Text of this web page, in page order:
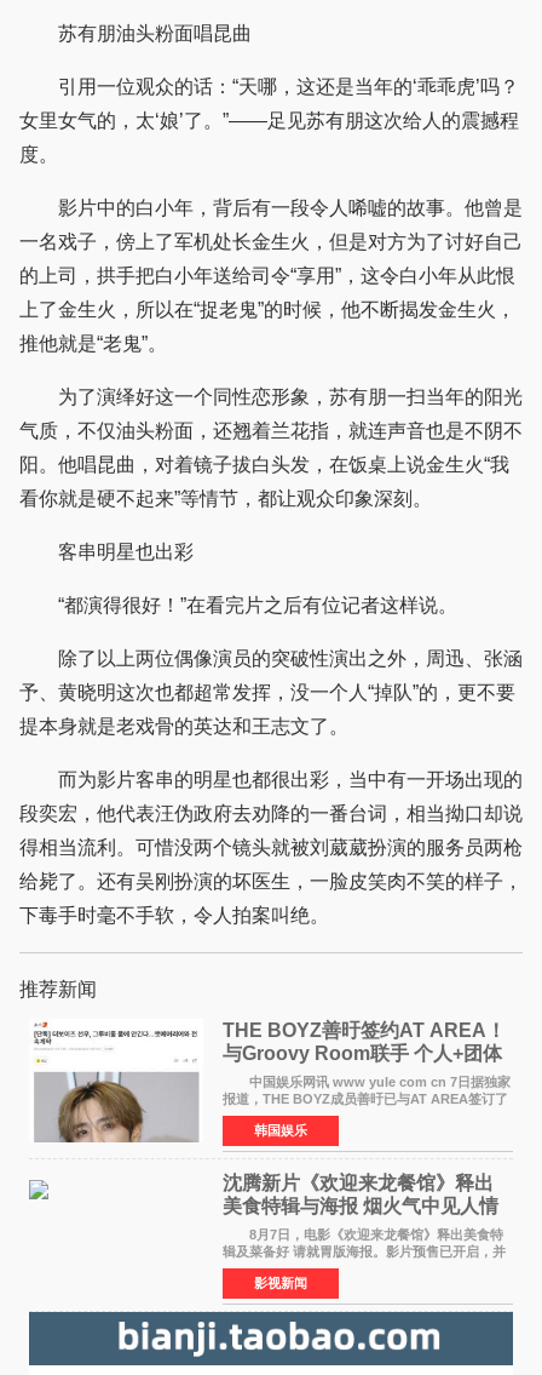
苏有朋油头粉面唱昆曲
引用一位观众的话：“天哪，这还是当年的‘乖乖虎’吗？
女里女气的，太‘娘’了。”——足见苏有朋这次给人的震撼程
度。
影片中的白小年，背后有一段令人唏嘘的故事。他曾是
一名戏子，傍上了军机处长金生火，但是对方为了讨好自己
的上司，拱手把白小年送给司令“享用”，这令白小年从此恨
上了金生火，所以在“捉老鬼”的时候，他不断揭发金生火，
推他就是“老鬼”。
为了演绎好这一个同性恋形象，苏有朋一扫当年的阳光
气质，不仅油头粉面，还翘着兰花指，就连声音也是不阴不
阳。他唱昆曲，对着镜子拔白头发，在饭桌上说金生火“我
看你就是硬不起来”等情节，都让观众印象深刻。
客串明星也出彩
“都演得很好！”在看完片之后有位记者这样说。
除了以上两位偶像演员的突破性演出之外，周迅、张涵
予、黄晓明这次也都超常发挥，没一个人“掉队”的，更不要
提本身就是老戏骨的英达和王志文了。
而为影片客串的明星也都很出彩，当中有一开场出现的
段奕宏，他代表汪伪政府去劝降的一番台词，相当拗口却说
得相当流利。可惜没两个镜头就被刘葳葳扮演的服务员两枪
给毙了。还有吴刚扮演的坏医生，一脸皮笑肉不笑的样子，
下毒手时毫不手软，令人拍案叫绝。
推荐新闻
THE BOYZ善旴签约AT AREA！
与Groovy Room联手 个人+团体
活动并行
中国娱乐网讯 www yule com cn 7日据独家
报道，THE BOYZ成员善旴已与AT AREA签订了
专属合约。AT AREA是由知名制作人组合
Groovy Room创立的hip-hop厂牌，旗下拥有多
位实力派音乐人，在韩
韩国娱乐
沈腾新片《欢迎来龙餐馆》释出
美食特辑与海报 烟火气中见人情
温暖
8月7日，电影《欢迎来龙餐馆》释出美食特
辑及菜备好 请就胃版海报。影片预售已开启，并
将于8月8日至10日14:00-21:00举行全国超前点
映。电影《欢迎来龙餐馆》作为战争美食喜剧大
片，讲述了中国
影视新闻